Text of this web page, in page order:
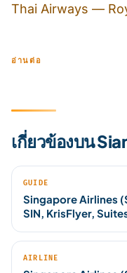
Thai Airways —
อ่านต่อ
เกี่ยวข้องบน
GUIDE
Singapore Airlines
SIN, KrisFlyer,
AIRLINE